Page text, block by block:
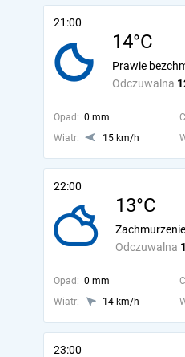
21:00
14°C
Odczuwalna
Prawie
Opad: 0 mm
Wiatr:
15 km/h
22:00
13°C
Odczuwalna
Opad: 0 mm
Wiatr:
14 km/h
23:00